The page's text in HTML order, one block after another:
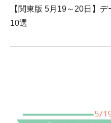
【関東版 5月19～20日】
10選